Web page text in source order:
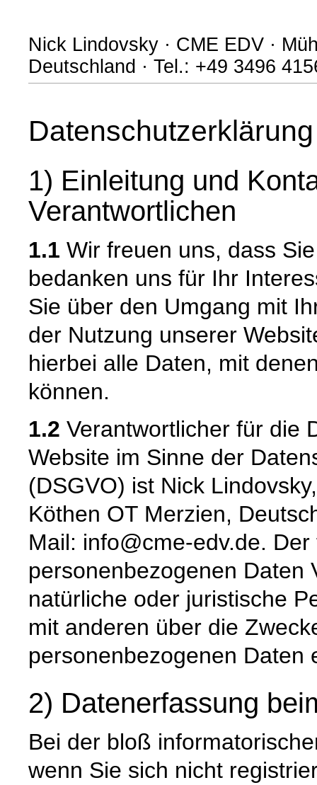
Nick Lindovsky · CME EDV ·
Deutschland · Tel.: +49 3496
Datenschutzerklärung
1) Einleitung und
Verantwortlichen
1.1 Wir freuen uns, dass
bedanken uns für Ihr
Sie über den Umgang mit
der Nutzung unserer
hierbei alle Daten, mit
können.
1.2 Verantwortlicher für die
Website im Sinne der
(DSGVO) ist Nick
Köthen OT Merzien,
Mail: info@cme-edv.de.
personenbezogenen Daten
natürliche oder juristische
mit anderen über die
personenbezogenen Daten
2) Datenerfassung
Bei der bloß
wenn Sie sich nicht